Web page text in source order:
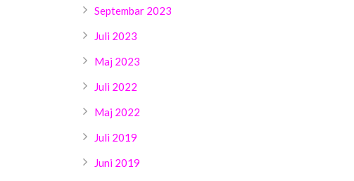
Septembar 2023
Juli 2023
Maj 2023
Juli 2022
Maj 2022
Juli 2019
Juni 2019